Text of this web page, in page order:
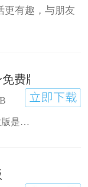
更有趣，与朋友
费版
qqkugcom微信分身企业版是一款免费手机多开应用，软件支持各种手机应用，qqkugcom微信分身免费版使用简单，轻松多开，并且软件完全免费，获得一个新的分身，觉得不错的朋友可以前来下载试试。